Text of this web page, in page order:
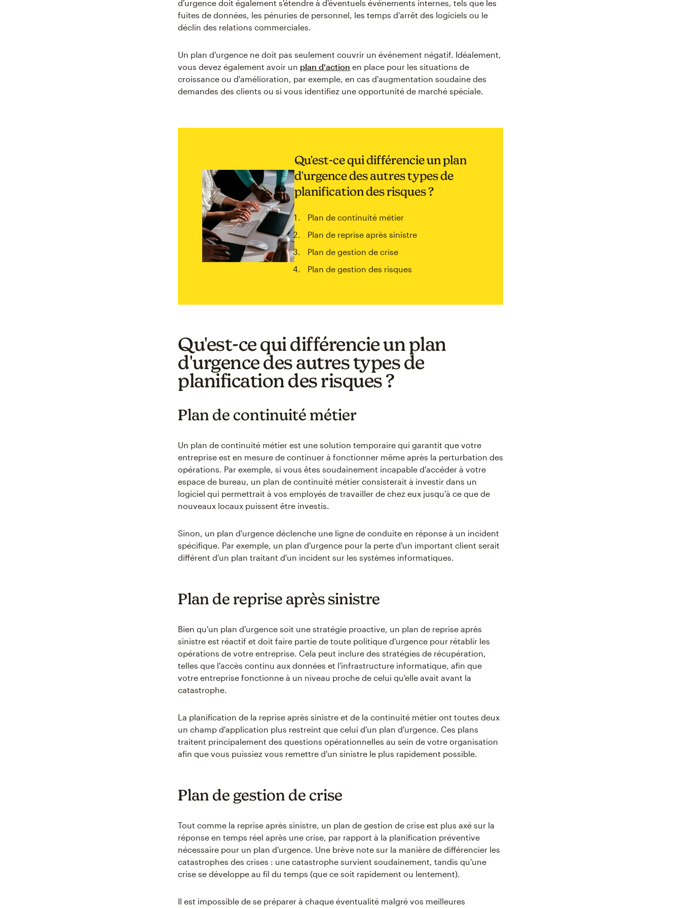
d'urgence doit également s'étendre à d'éventuels événements internes, tels que les
fuites de données, les pénuries de personnel, les temps d'arrêt des logiciels ou le
déclin des relations commerciales.
Un plan d'urgence ne doit pas seulement couvrir un événement négatif. Idéalement,
vous devez également avoir un plan d'action en place pour les situations de
croissance ou d'amélioration, par exemple, en cas d'augmentation soudaine des
demandes des clients ou si vous identifiez une opportunité de marché spéciale.
Qu'est-ce qui différencie un plan
d'urgence des autres types de
planification des risques ?
Plan de continuité métier
Plan de reprise après sinistre
Plan de gestion de crise
Plan de gestion des risques
Qu'est-ce qui différencie un plan
d'urgence des autres types de
planification des risques ?
Plan de continuité métier
Un plan de continuité métier est une solution temporaire qui garantit que votre
entreprise est en mesure de continuer à fonctionner même après la perturbation des
opérations. Par exemple, si vous êtes soudainement incapable d'accéder à votre
espace de bureau, un plan de continuité métier consisterait à investir dans un
logiciel qui permettrait à vos employés de travailler de chez eux jusqu'à ce que de
nouveaux locaux puissent être investis.
Sinon, un plan d'urgence déclenche une ligne de conduite en réponse à un incident
spécifique. Par exemple, un plan d'urgence pour la perte d'un important client serait
différent d'un plan traitant d'un incident sur les systèmes informatiques.
Plan de reprise après sinistre
Bien qu'un plan d'urgence soit une stratégie proactive, un plan de reprise après
sinistre est réactif et doit faire partie de toute politique d'urgence pour rétablir les
opérations de votre entreprise. Cela peut inclure des stratégies de récupération,
telles que l'accès continu aux données et l'infrastructure informatique, afin que
votre entreprise fonctionne à un niveau proche de celui qu'elle avait avant la
catastrophe.
La planification de la reprise après sinistre et de la continuité métier ont toutes deux
un champ d'application plus restreint que celui d'un plan d'urgence. Ces plans
traitent principalement des questions opérationnelles au sein de votre organisation
afin que vous puissiez vous remettre d'un sinistre le plus rapidement possible.
Plan de gestion de crise
Tout comme la reprise après sinistre, un plan de gestion de crise est plus axé sur la
réponse en temps réel après une crise, par rapport à la planification préventive
nécessaire pour un plan d'urgence. Une brève note sur la manière de différencier les
catastrophes des crises : une catastrophe survient soudainement, tandis qu'une
crise se développe au fil du temps (que ce soit rapidement ou lentement).
Il est impossible de se préparer à chaque éventualité malgré vos meilleures